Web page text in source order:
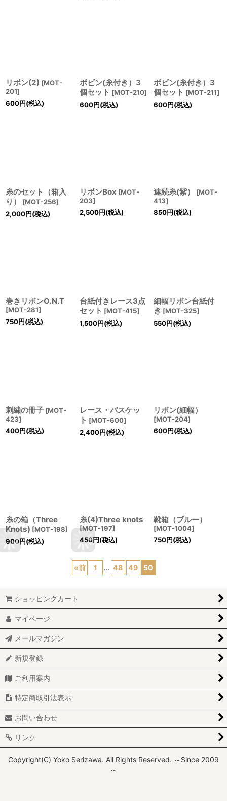
リボン(2) [MOT-
201]
600円(税込)
ボビン(糸付き）3
個セット [MOT-210]
600円(税込)
ボビン(糸付き）3
個セット [MOT-211]
600円(税込)
糸のセット（箱入
り）
[MOT-256]
2,000円(税込)
リボンBox [MOT-
203]
2,500円(税込)
連続糸(紫） [MOT-
413]
850円(税込)
巻きリボンO.N.T
[MOT-281]
750円(税込)
台紙付きレース3点
セット [MOT-415]
1,500円(税込)
細幅リボン台紙付
き [MOT-325]
550円(税込)
刺繍の冊子 [MOT-
423]
400円(税込)
レース・バスケッ
ト [MOT-600]
2,400円(税込)
リボン(細幅）
[MOT-204]
600円(税込)
糸の箱（Three
Knots) [MOT-198]
900円(税込)
糸(4)Three knots
[MOT-197]
450円(税込)
靴箱（ブルー）
[MOT-1004]
750円(税込)
«前 1 ... 48 49 50
ショッピングカート
マイページ
メールマガジン
新規登録
ご利用案内
特定商取引法表示
お問い合わせ
リンク
Copyright(C) Yoko Serizawa. All Rights Reserved. ～Since 2009
～